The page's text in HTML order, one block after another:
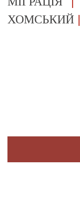
ХОМСЬКИЙ |